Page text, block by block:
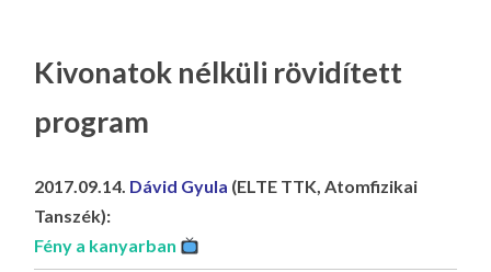
A
G
Kivonatok nélküli rövidített
program
2017.09.14. Dávid Gyula (ELTE TTK, Atomfizikai
Tanszék):
Fény a kanyarban